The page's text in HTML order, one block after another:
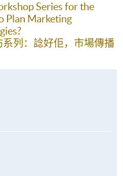
Series for the
Plan Marketing
列：諗好佢，市場傳播